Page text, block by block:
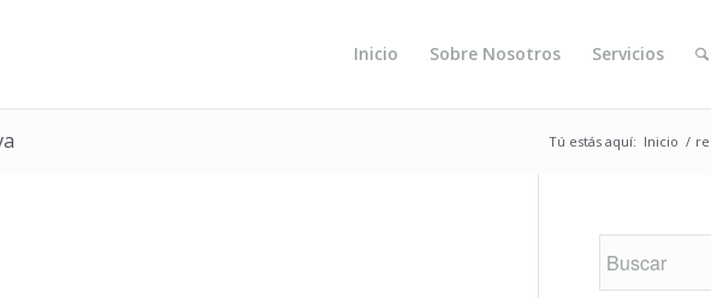
Inicio Sobre Nosotros Servicios
Tú estás aquí: Inicio /